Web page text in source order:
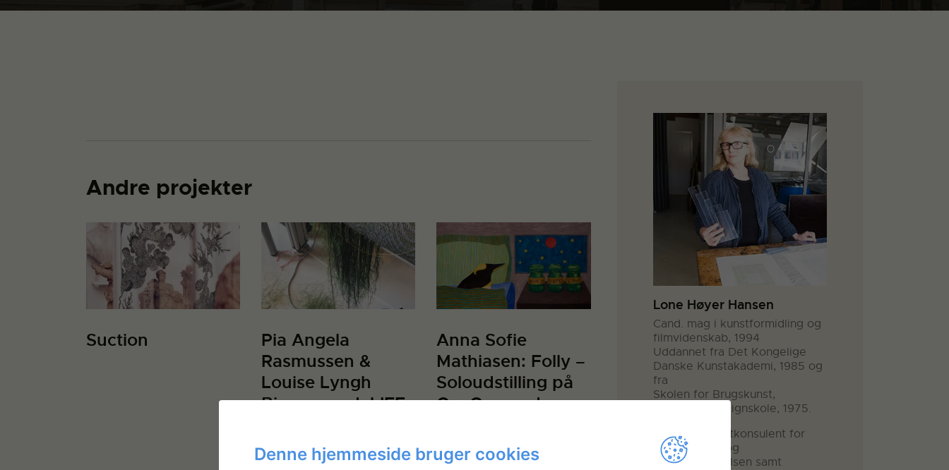
Andre projekter
Suction
Pia Angela
Rasmussen &
Louise Lyngh
Bjerregaard: LIFE
Anna Sofie
Mathiasen: Folly –
Soloudstilling på
O – Overgaden
Lone Høyer Hansen
Cand. mag i kunstformidling og
filmvidenskab, 1994
Uddannet fra Det Kongelige
Danske Kunstakademi, 1985 og
fra
Skolen for Brugskunst,
Danmarks Designskole, 1975.
Tidligere kunstkonsulent for
Universitets- og
Bygningsstyrelsen samt
Denne hjemmeside bruger cookies